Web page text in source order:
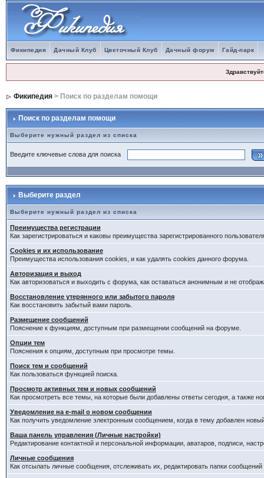
Фикипедия Дачный Клуб Цветочный Клуб Дачный форум Гайд-парк
Фикипедия> Поиск по разделам помощи
Поиск по разделам помощи
Выберите нужный раздел из списка
Введите ключевые слова для поиска
Выберите раздел
Выберите нужный раздел из списка
Преимущества регистрации
Как зарегистрироваться и каковы преимущества зарегистрированного
Cookies и их использование
Преимущества использования cookies, и как удалять cookies данного форума.
Авторизация и выход
Как авторизоваться и выходить с форума, как оставаться анонимным и не
Восстановление утерянного или забытого пароля
Как восстановить забытый вами пароль.
Размещение сообщений
Пояснение к функциям, доступным при размещении сообщений на форуме.
Опции тем
Пояснения к опциям, доступным при просмотре темы.
Поиск тем и сообщений
Как пользоваться функцией поиска.
Просмотр активных тем и новых сообщений
Как просмотреть все темы, на которые были добавлены ответы сегодня, а также
Уведомление на е-mail о новом сообщении
Как получить уведомление электронным сообщением, когда в тему добавлен
Ваша панель управления (Личные настройки)
Редактирование контактной и персональной информации, аватаров, подписи,
Личные сообщения
Как отсылать личные сообщения, отслеживать их, редактировать папки